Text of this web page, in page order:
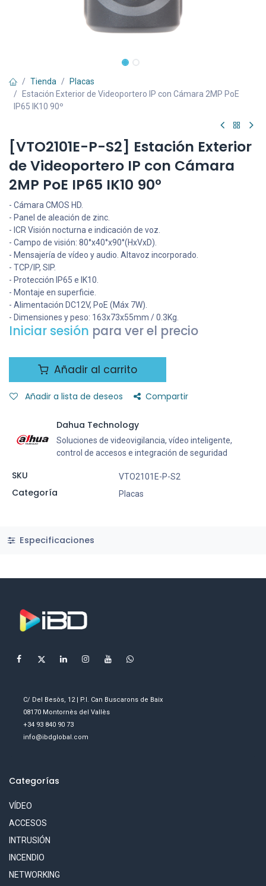
Tienda
Placas
Estación Exterior de Videoportero IP con Cámara 2MP PoE
IP65 IK10 90º
[VTO2101E-P-S2] Estación Exterior
de Videoportero IP con Cámara
2MP PoE IP65 IK10 90º
- Cámara CMOS HD.
- Panel de aleación de zinc.
- ICR Visión nocturna e indicación de voz.
- Campo de visión: 80°x40°x90°(HxVxD).
- Mensajería de vídeo y audio. Altavoz incorporado.
- TCP/IP, SIP.
- Protección IP65 e IK10.
- Montaje en superficie.
- Alimentación DC12V, PoE (Máx 7W).
- Dimensiones y peso: 163x73x55mm / 0.3Kg.
Iniciar sesión para ver el precio
Añadir al carrito
Añadir a lista de deseos Compartir
Dahua Technology
Soluciones de videovigilancia, vídeo inteligente,
control de accesos e integración de seguridad
SKU VTO2101E-P-S2
Categoría Placas
Especificaciones
C/ Del Besòs, 12 | P.I. Can Buscarons de Baix
08170 Montornès del Vallès
+34 93 840 90 73
info@ibdglobal.com
Categorías
VÍDEO
ACCESOS
INTRUSIÓN
INCENDIO
NETWORKING